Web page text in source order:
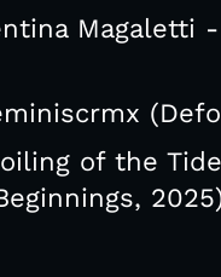
Magaletti
of the